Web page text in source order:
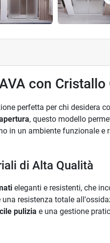
con
perfetta per chi desidera
, questo modello
in un ambiente funzionale
di Alta Qualità
eleganti e resistenti, che
resistenza totale
pulizia e una gestione